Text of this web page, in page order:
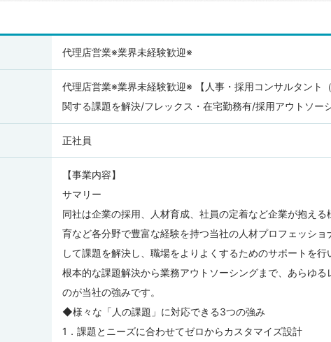
代理店営業※業界未経験歓迎※
代理店営業※業界未経験歓迎※ 【人事・採用コンサルタント
関する課題を解決/フレックス・在宅勤務有/採用アウトソー
正社員
【事業内容】
サマリー
同社は企業の採用、人材育成、社員の定着など企業が抱え
育など各分野で豊富な経験を持つ当社の人材プロフェッショ
して課題を解決し、職場をよりよくするためのサポートを行
根本的な課題解決から業務アウトソーシングまで、あらゆる
のが当社の強みです。
◆様々な「人の課題」に対応できる3つの強み
1．課題とニーズに合わせてゼロからカスタマイズ設計